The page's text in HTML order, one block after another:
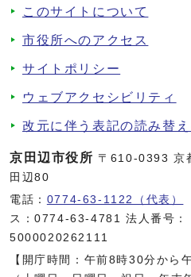
このサイトについて
市役所へのアクセス
サイトポリシー
ウェブアクセシビリティ
改元に伴う表記の読み替
京田辺市役所 〒610-0393 京
田辺80
電話： 0774-63-1122（代表）
ス：0774-63-4781 法人番号：
5000020262111
【開庁時間：午前8時30分から